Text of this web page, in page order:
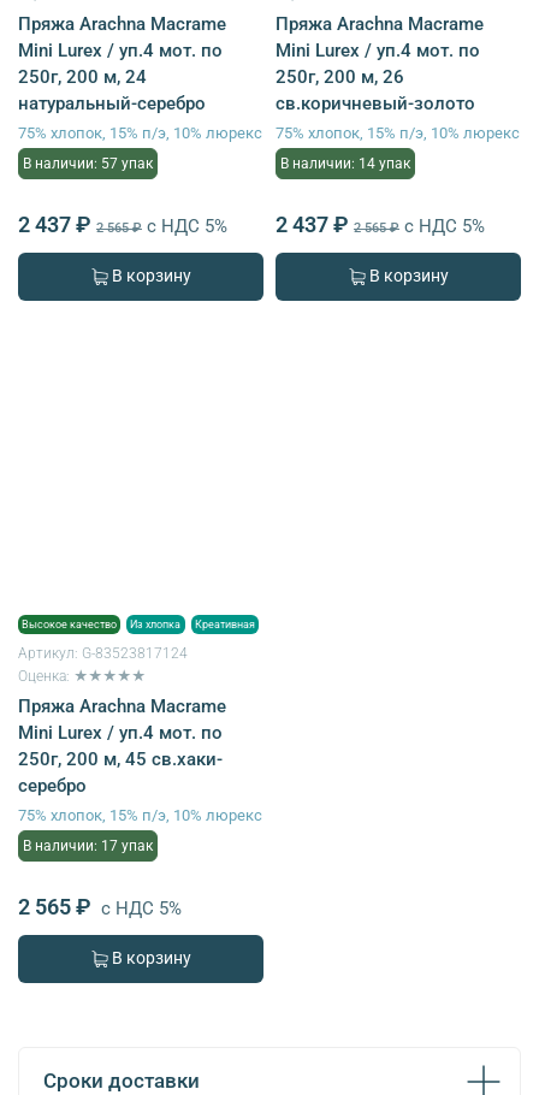
Пряжа Arachna Macrame
Mini Lurex / уп.4 мот. по
250г, 200 м, 24
натуральный-серебро
75% хлопок, 15% п/э, 10% люрекс
В наличии: 57 упак
2 437 ₽ 2 565 ₽ с НДС 5%
В корзину
Пряжа Arachna Macrame
Mini Lurex / уп.4 мот. по
250г, 200 м, 26
св.коричневый-золото
75% хлопок, 15% п/э, 10% люрекс
В наличии: 14 упак
2 437 ₽ 2 565 ₽ с НДС 5%
В корзину
Высокое качество Из хлопка Креативная
Артикул: G-83523817124
Оценка: ★★★★★
Пряжа Arachna Macrame
Mini Lurex / уп.4 мот. по
250г, 200 м, 45 св.хаки-
серебро
75% хлопок, 15% п/э, 10% люрекс
В наличии: 17 упак
2 565 ₽ с НДС 5%
В корзину
Сроки доставки